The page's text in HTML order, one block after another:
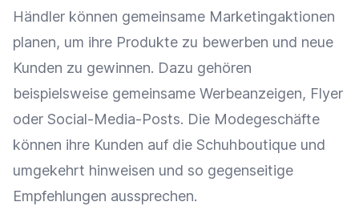
Händler können gemeinsame Marketingaktionen
planen, um ihre Produkte zu bewerben und neue
Kunden zu gewinnen. Dazu gehören
beispielsweise gemeinsame Werbeanzeigen, Flyer
oder Social-Media-Posts. Die Modegeschäfte
können ihre Kunden auf die Schuhboutique und
umgekehrt hinweisen und so gegenseitige
Empfehlungen aussprechen.